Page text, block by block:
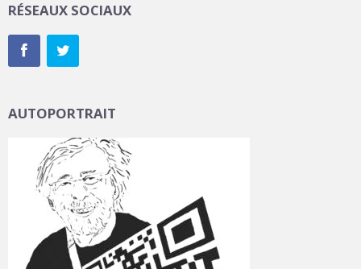
RÉSEAUX SOCIAUX
AUTOPORTRAIT